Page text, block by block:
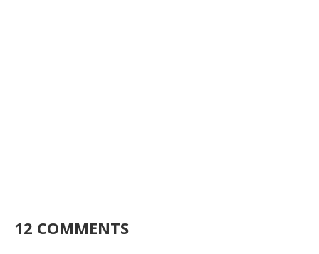
12 COMMENTS